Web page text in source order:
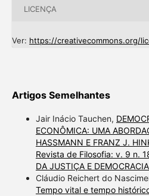
LICENÇA
Ver: https://creativecommons.org/
Artigos Semelhantes
Jair Inácio Tauchen,
ECONÔMICA: UMA
HASSMANN E FRANZ J.
Revista de Filosofia: v. 9 n.
DA JUSTIÇA E
Cláudio Reichert do
Tempo vital e tempo